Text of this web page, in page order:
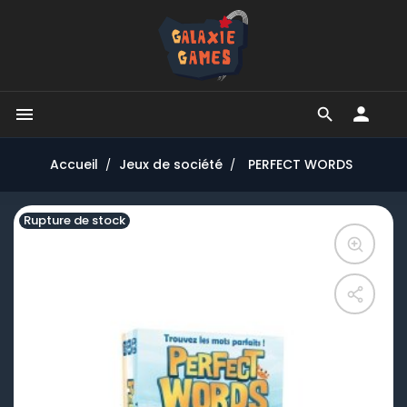


Accueil Jeux de société PERFECT WORDS
Rupture de stock